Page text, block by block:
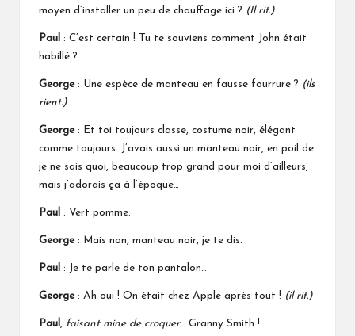
moyen d’installer un peu de chauffage ici ? (Il rit.)
Paul
: C’est certain ! Tu te souviens comment John était
habillé ?
George : Une espèce de manteau en fausse fourrure ? (ils
rient.)
George : Et toi toujours classe, costume noir, élégant
comme toujours. J’avais aussi un manteau noir, en poil de
je ne sais quoi, beaucoup trop grand pour moi d’ailleurs,
mais j’adorais ça à l’époque…
Paul : Vert pomme.
George: Mais non, manteau noir, je te dis.
Paul : Je te parle de ton pantalon…
George: Ah oui ! On était chez Apple après tout ! (il rit.)
Paul , faisant mine de croquer : Granny Smith !